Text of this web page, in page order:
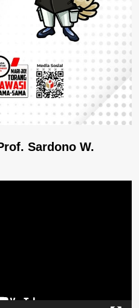
Sardono W.